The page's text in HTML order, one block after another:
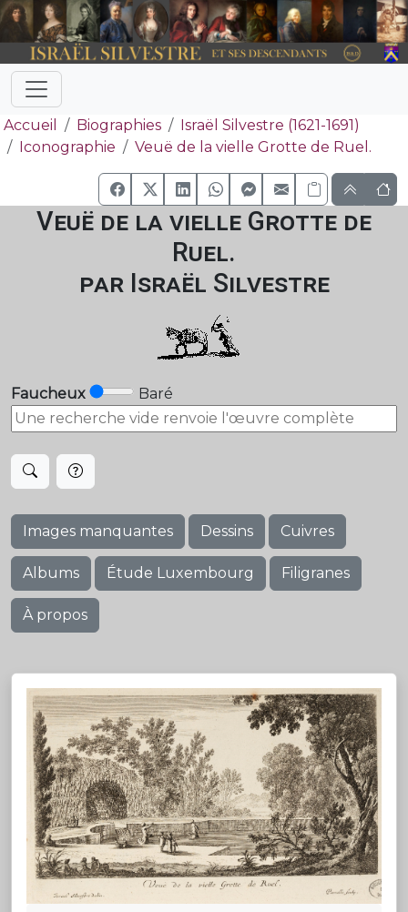
Accueil Biographies
Israël Silvestre (1621-1691)
Iconographie
Veuë de la vielle Grotte de Ruel.
Veuë de la vielle Grotte de
Ruel.
par Israël Silvestre
Faucheux Baré
Images manquantes Dessins Cuivres
Albums Étude Luxembourg Filigranes
À propos